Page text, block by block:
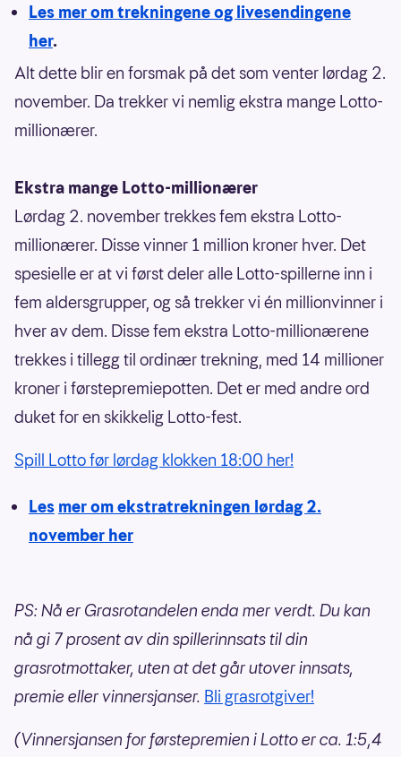
Les mer om trekningene og livesendingene
her.
Alt dette blir en forsmak på det som venter lørdag 2.
november. Da trekker vi nemlig ekstra mange Lotto-
millionærer.
Ekstra mange Lotto-millionærer
Lørdag 2. november trekkes fem ekstra Lotto-
millionærer. Disse vinner 1 million kroner hver. Det
spesielle er at vi først deler alle Lotto-spillerne inn i
fem aldersgrupper, og så trekker vi én millionvinner i
hver av dem. Disse fem ekstra Lotto-millionærene
trekkes i tillegg til ordinær trekning, med 14 millioner
kroner i førstepremiepotten. Det er med andre ord
duket for en skikkelig Lotto-fest.
Spill Lotto før lørdag klokken 18:00 her!
Les mer om ekstratrekningen lørdag 2.
november her
PS: Nå er Grasrotandelen enda mer verdt. Du kan
nå gi 7 prosent av din spillerinnsats til din
grasrotmottaker, uten at det går utover innsats,
premie eller vinnersjanser. Bli grasrotgiver!
(Vinnersjansen for førstepremien i Lotto er ca. 1:5,4